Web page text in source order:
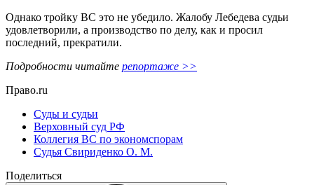
Однако тройку ВС это не убедило. Жалобу Лебедева судьи
удовлетворили, а производство по делу, как и просил
последний, прекратили.
Подробности читайте репортаже >>
Право.ru
Суды и судьи
Верховный суд РФ
Коллегия ВС по экономспорам
Судья Свириденко О. М.
Поделиться